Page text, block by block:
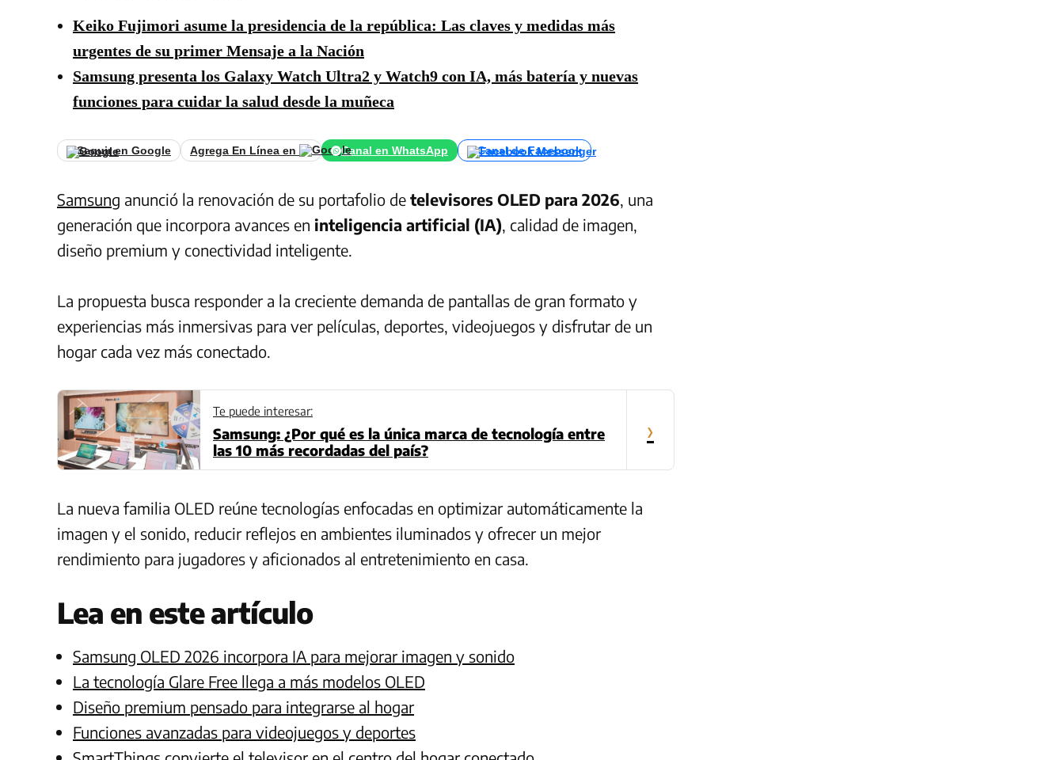
Keiko Fujimori asume la presidencia de la república: Las claves y medidas más
urgentes de su primer Mensaje a la Nación
Samsung presenta los Galaxy Watch Ultra2 y Watch9 con IA, más batería y nuevas
funciones para cuidar la salud desde la muñeca
Seguir en Google Agrega En Línea en Canal en WhatsApp Canal de Facebook
Samsung anunció la renovación de su portafolio de televisores OLED para 2026, una
generación que incorpora avances en inteligencia artificial (IA), calidad de imagen,
diseño premium y conectividad inteligente.
La propuesta busca responder a la creciente demanda de pantallas de gran formato y
experiencias más inmersivas para ver películas, deportes, videojuegos y disfrutar de un
hogar cada vez más conectado.
Te puede interesar:
Samsung: ¿Por qué es la única marca de tecnología entre
las 10 más recordadas del país?
›
La nueva familia OLED reúne tecnologías enfocadas en optimizar automáticamente la
imagen y el sonido, reducir reflejos en ambientes iluminados y ofrecer un mejor
rendimiento para jugadores y aficionados al entretenimiento en casa.
Lea en este artículo
Samsung OLED 2026 incorpora IA para mejorar imagen y sonido
La tecnología Glare Free llega a más modelos OLED
Diseño premium pensado para integrarse al hogar
Funciones avanzadas para videojuegos y deportes